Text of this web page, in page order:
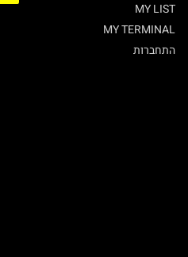
MY LIST
MY TERMINAL
התחברות